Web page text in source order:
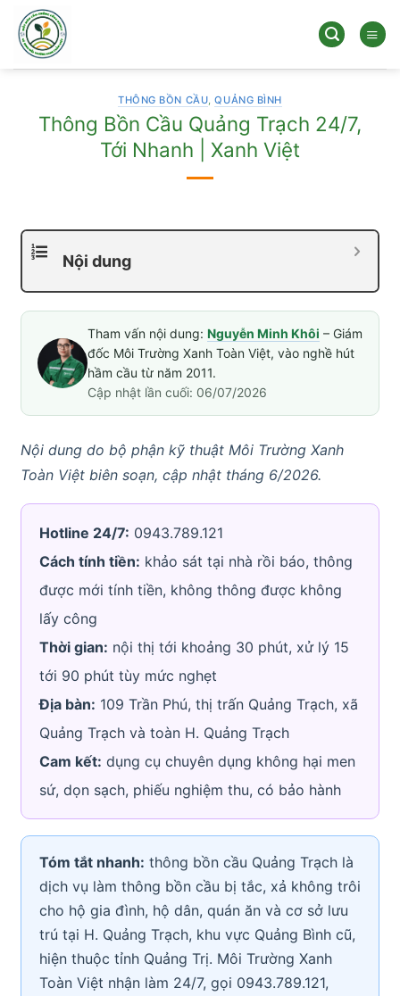
qua
dung
THÔNG BỒN CẦU,QUẢNG BÌNH
Thông Bồn Cầu Quảng Trạch 24/7,
Tới Nhanh | Xanh Việt
Nội dung
Tham vấn nội dung: Nguyễn Minh Khôi – Giám
đốc Môi Trường Xanh Toàn Việt, vào nghề hút
hầm cầu từ năm 2011.
Cập nhật lần cuối: 06/07/2026
Nội dung do bộ phận kỹ thuật Môi Trường Xanh
Toàn Việt biên soạn, cập nhật tháng 6/2026.
Hotline 24/7: 0943.789.121
Cách tính tiền: khảo sát tại nhà rồi báo, thông
được mới tính tiền, không thông được không
lấy công
Thời gian: nội thị tới khoảng 30 phút, xử lý 15
tới 90 phút tùy mức nghẹt
Địa bàn: 109 Trần Phú, thị trấn Quảng Trạch, xã
Quảng Trạch và toàn H. Quảng Trạch
Cam kết: dụng cụ chuyên dụng không hại men
sứ, dọn sạch, phiếu nghiệm thu, có bảo hành
Tóm tắt nhanh: thông bồn cầu Quảng Trạch là
dịch vụ làm thông bồn cầu bị tắc, xả không trôi
cho hộ gia đình, hộ dân, quán ăn và cơ sở lưu
trú tại H. Quảng Trạch, khu vực Quảng Bình cũ,
hiện thuộc tỉnh Quảng Trị. Môi Trường Xanh
Toàn Việt nhận làm 24/7, gọi 0943.789.121,